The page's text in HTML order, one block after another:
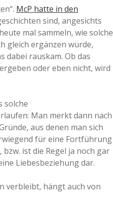
McP hatte in den
sind, angesichts
mal sammeln, wie solche
gleich ergänzen würde,
dabei rauskam. Ob das
oder eben nicht, wird
solche
Man merkt dann nach
aus denen man sich
für eine Fortführung
ist die Regel ja noch gar
Liebesbeziehung dar.
verbleibt, hängt auch von